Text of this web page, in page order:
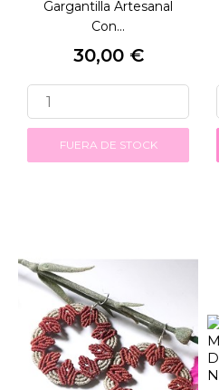
Gargantilla Artesanal
Con...
30,00 €
FUERA DE STOCK